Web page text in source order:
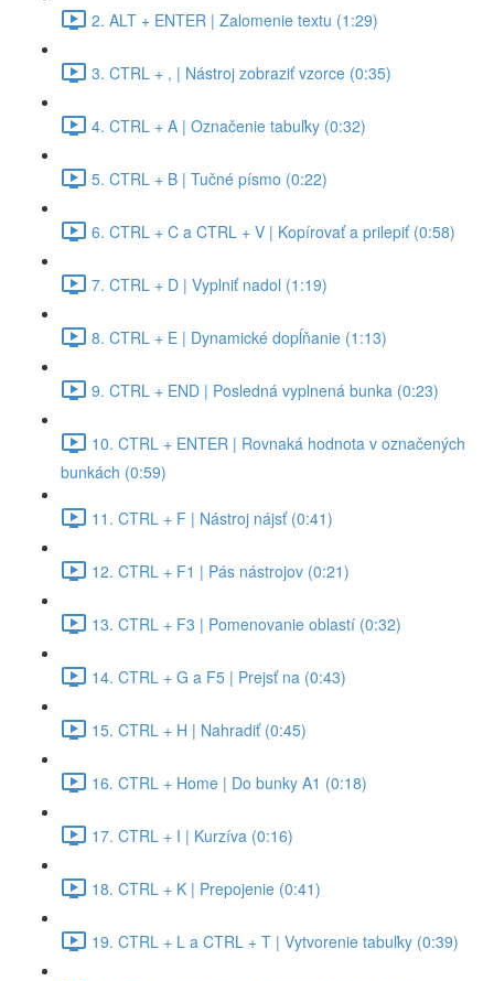
2. ALT + ENTER | Zalomenie textu (1:29)
3. CTRL + , | Nástroj zobraziť vzorce (0:35)
4. CTRL + A | Označenie tabuľky (0:32)
5. CTRL + B | Tučné písmo (0:22)
6. CTRL + C a CTRL + V | Kopírovať a prilepiť (0:58)
7. CTRL + D | Vyplniť nadol (1:19)
8. CTRL + E | Dynamické dopĺňanie (1:13)
9. CTRL + END | Posledná vyplnená bunka (0:23)
10. CTRL + ENTER | Rovnaká hodnota v označených
bunkách (0:59)
11. CTRL + F | Nástroj nájsť (0:41)
12. CTRL + F1 | Pás nástrojov (0:21)
13. CTRL + F3 | Pomenovanie oblastí (0:32)
14. CTRL + G a F5 | Prejsť na (0:43)
15. CTRL + H | Nahradiť (0:45)
16. CTRL + Home | Do bunky A1 (0:18)
17. CTRL + I | Kurzíva (0:16)
18. CTRL + K | Prepojenie (0:41)
19. CTRL + L a CTRL + T | Vytvorenie tabuľky (0:39)